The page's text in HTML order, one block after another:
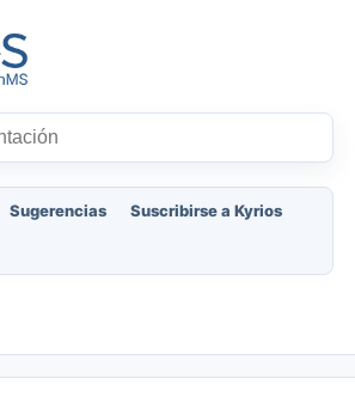
Sugerencias
Suscribirse a Kyrios